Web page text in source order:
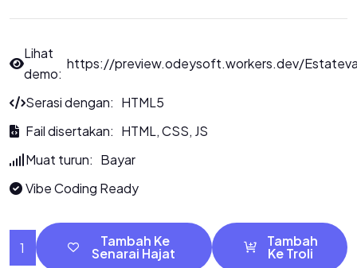
Lihat
demo:
https://preview.odeysoft.workers.dev/
Serasi dengan: HTML5
Fail disertakan: HTML, CSS, JS
Muat turun: Bayar
Vibe Coding Ready
Tambah Ke
Senarai Hajat
Tambah
Ke Troli